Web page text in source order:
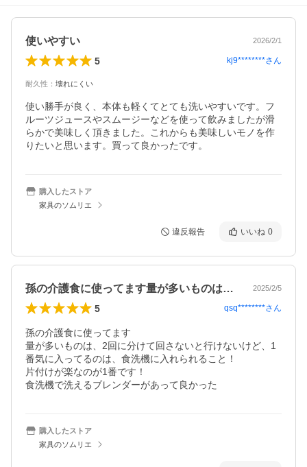
使いやすい 2026/2/1
5 kj9********さん
耐久性 ： 壊れにくい
使い勝手が良く、本体も軽くてとても洗いやすいです。フ
ルーツジュースやスムージーなどを使って飲みましたが滑
らかで美味しく頂きました。これからも美味しいモノを作
りたいと思います。買って良かったです。
購入したストア
家具のソムリエ
違反報告 いいね 0
孫の介護食に使ってます量が多いものは、… 2025/2/5
5 qsq********さん
孫の介護食に使ってます
量が多いものは、2回に分けて回さないと行けないけど、1
番気に入ってるのは、食洗機に入れられること！
片付けが楽なのが1番です！
食洗機で洗えるブレンダーがあって良かった
購入したストア
家具のソムリエ